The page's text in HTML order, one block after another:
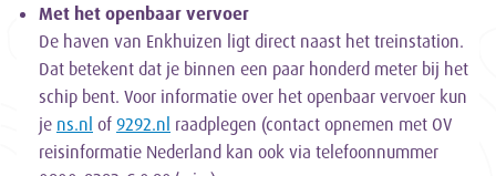
Met het openbaar vervoer
De haven van Enkhuizen ligt direct naast het treinstation.
Dat betekent dat je binnen een paar honderd meter bij het
schip bent. Voor informatie over het openbaar vervoer kun
je ns.nl of 9292.nl raadplegen (contact opnemen met OV
reisinformatie Nederland kan ook via telefoonnummer